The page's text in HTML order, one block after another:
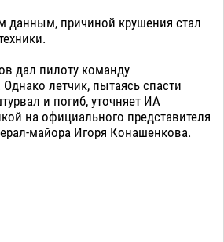
данным, причиной крушения стал
дал пилоту команду
Однако летчик, пытаясь спасти
и погиб, уточняет ИА
на официального представителя
майора Игоря Конашенкова.